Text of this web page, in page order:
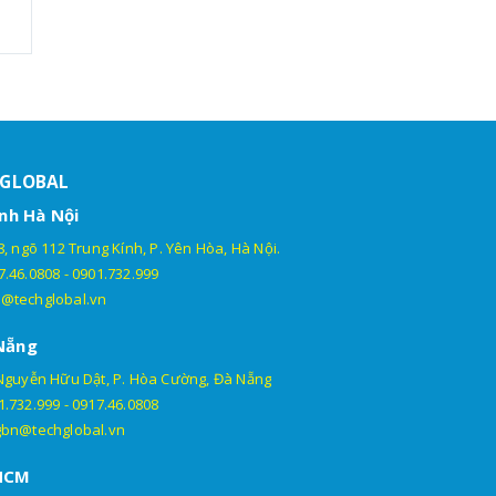
Hà Nội
ngõ 112 Trung Kính, P. Yên Hòa, Hà Nội.
-0901.732.999
Hữu Dật, P. Hòa Cường, Đà Nẵng
-0917.46.0808